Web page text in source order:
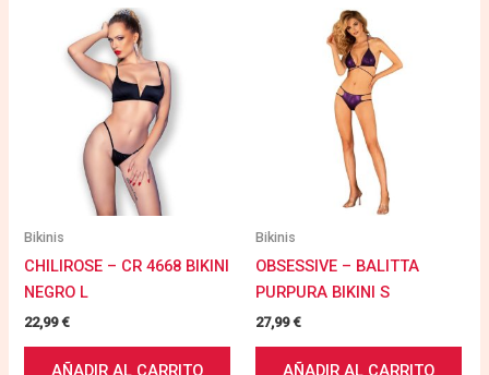
Bikinis
CHILIROSE – CR 4668 BIKINI
NEGRO L
22,99€
AÑADIR AL CARRITO
Bikinis
OBSESSIVE – BALITTA
PURPURA BIKINI S
27,99€
AÑADIR AL CARRITO